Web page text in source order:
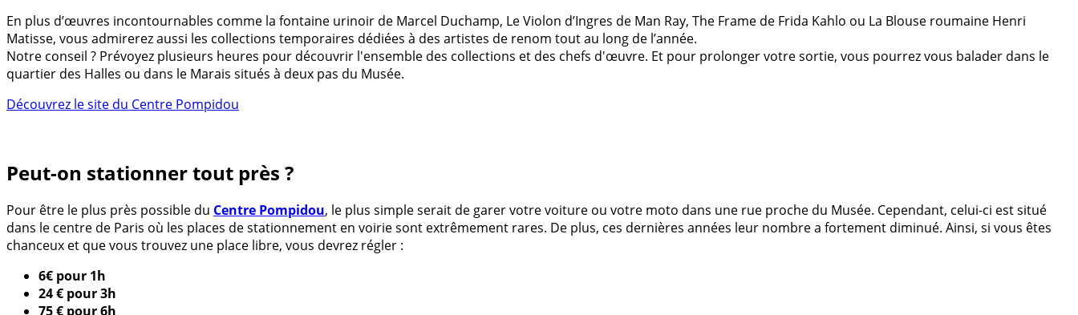
En plus d’œuvres incontournables comme la fontaine urinoir de Marcel Duchamp, Le Violon d’Ingres de Man Ray, The Frame de Frida Kahlo ou La Blouse roumaine Henri
Matisse, vous admirerez aussi les collections temporaires dédiées à des artistes de renom tout au long de l’année.
Notre conseil ? Prévoyez plusieurs heures pour découvrir l'ensemble des collections et des chefs d'œuvre. Et pour prolonger votre sortie, vous pourrez vous balader dans le
quartier des Halles ou dans le Marais situés à deux pas du Musée.
Découvrez le site du Centre Pompidou
Peut-on stationner tout près ?
Pour être le plus près possible du Centre Pompidou, le plus simple serait de garer votre voiture ou votre moto dans une rue proche du Musée. Cependant, celui-ci est situé
dans le centre de Paris où les places de stationnement en voirie sont extrêmement rares. De plus, ces dernières années leur nombre a fortement diminué. Ainsi, si vous êtes
chanceux et que vous trouvez une place libre, vous devrez régler :
6€ pour 1h
24 € pour 3h
75 € pour 6h